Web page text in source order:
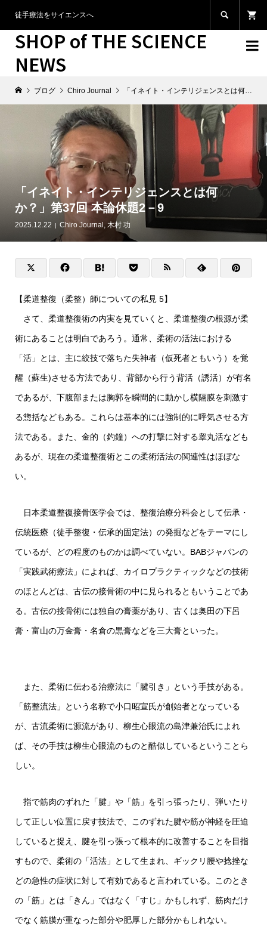
徒手療法をサイエンスへ 
SHOP of THE SCIENCE
NEWS

ブログ Chiro Journal 「イネイト・インテリジェンスとは何か？」第37回 本論休題2－9
「イネイト・インテリジェンスとは何
か？」第37回 本論休題2－9
2025.12.22 Chiro Journal , 木村 功
【柔道整復（柔整）師についての私見 5】
さて、柔道整復術の内実を見ていくと、柔道整復の根源が柔
術にあることは明白であろう。通常、柔術の活法における
「活」とは、主に絞技で落ちた失神者（仮死者ともいう）を覚
醒（蘇生)させる方法であり、背部から行う背活（誘活）が有名
であるが、下腹部または胸郭を瞬間的に動かし横隔膜を刺激す
る惣括などもある。これらは基本的には強制的に呼気させる方
法である。また、金的（釣鐘）への打撃に対する睾丸活なども
あるが、現在の柔道整復術とこの柔術活法の関連性はほぼな
い。
日本柔道整復接骨医学会では、整復治療分科会として伝承・
伝統医療（徒手整復・伝承的固定法）の発掘などをテーマにし
ているが、どの程度のものかは調べていない。BABジャパンの
「実践武術療法」によれば、カイロプラクティックなどの技術
のほとんどは、古伝の接骨術の中に見られるともいうことであ
る。古伝の接骨術には独自の膏薬があり、古くは奥田の下呂
膏・富山の万金膏・名倉の黒膏などを三大膏といった。
また、柔術に伝わる治療法に「腱引き」という手技がある。
「筋整流法」という名称で小口昭宣氏が創始者となっている
が、古流柔術に源流があり、柳生心眼流の島津兼治氏によれ
ば、その手技は柳生心眼流のものと酷似しているということら
しい。
指で筋肉のずれた「腱」や「筋」を引っ張ったり、弾いたり
して正しい位置に戻す技法で、このずれた腱や筋が神経を圧迫
していると捉え、腱を引っ張って根本的に改善することを目指
すもので、柔術の「活法」として生まれ、ギックリ腰や捻挫な
どの急性の症状に対して有効であると言われている。このとき
の「筋」とは「きん」ではなく「すじ」かもしれず、筋肉だけ
でなく筋膜が重なった部分や肥厚した部分かもしれない。